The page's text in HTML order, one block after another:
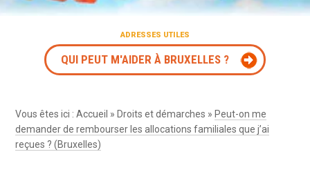
ADRESSES UTILES
QUI PEUT M'AIDER À BRUXELLES ?
Vous êtes ici :Accueil » Droits et démarches » Peut-on me
demander de rembourser les allocations familiales que j’ai
reçues ? (Bruxelles)